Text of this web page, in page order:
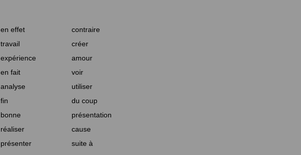
en effet
contraire
travail
créer
expérience
amour
en fait
voir
analyse
utiliser
fin
du coup
bonne
présentation
réaliser
cause
présenter
suite à